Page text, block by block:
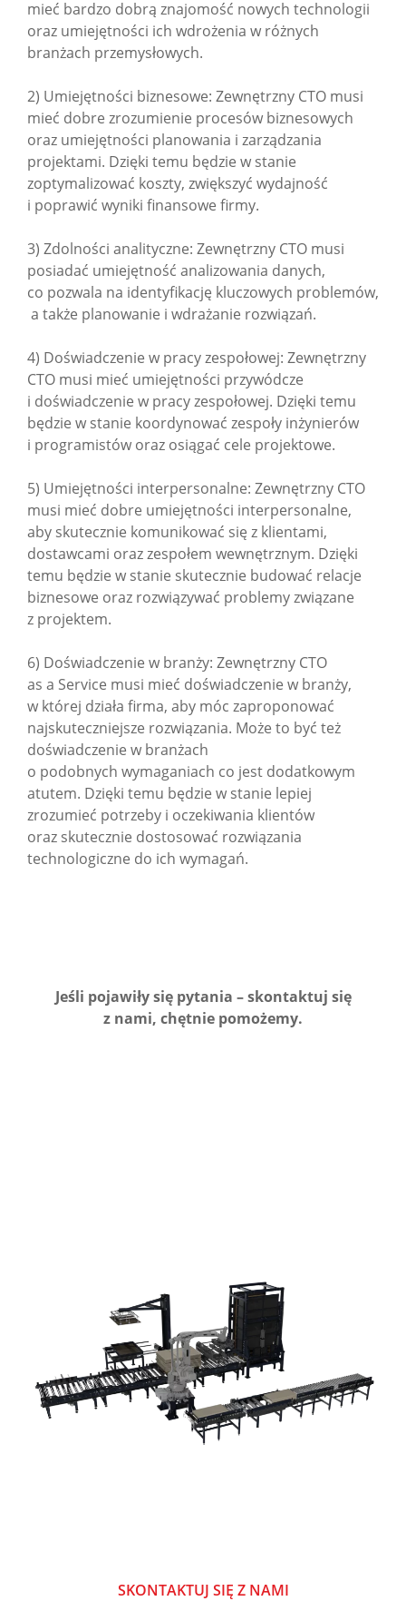
mieć bardzo dobrą znajomość nowych technologii
oraz umiejętności ich wdrożenia w różnych
branżach przemysłowych.
2) Umiejętności biznesowe: Zewnętrzny CTO musi
mieć dobre zrozumienie procesów biznesowych
oraz umiejętności planowania i zarządzania
projektami. Dzięki temu będzie w stanie
zoptymalizować koszty, zwiększyć wydajność
i poprawić wyniki finansowe firmy.
3) Zdolności analityczne: Zewnętrzny CTO musi
posiadać umiejętność analizowania danych,
co pozwala na identyfikację kluczowych problemów,
a także planowanie i wdrażanie rozwiązań.
4) Doświadczenie w pracy zespołowej: Zewnętrzny
CTO musi mieć umiejętności przywódcze
i doświadczenie w pracy zespołowej. Dzięki temu
będzie w stanie koordynować zespoły inżynierów
i programistów oraz osiągać cele projektowe.
5) Umiejętności interpersonalne: Zewnętrzny CTO
musi mieć dobre umiejętności interpersonalne,
aby skutecznie komunikować się z klientami,
dostawcami oraz zespołem wewnętrznym. Dzięki
temu będzie w stanie skutecznie budować relacje
biznesowe oraz rozwiązywać problemy związane
z projektem.
6) Doświadczenie w branży: Zewnętrzny CTO
as a Service musi mieć doświadczenie w branży,
w której działa firma, aby móc zaproponować
najskuteczniejsze rozwiązania. Może to być też
doświadczenie w branżach
o podobnych wymaganiach co jest dodatkowym
atutem. Dzięki temu będzie w stanie lepiej
zrozumieć potrzeby i oczekiwania klientów
oraz skutecznie dostosować rozwiązania
technologiczne do ich wymagań.
Jeśli pojawiły się pytania – skontaktuj się
z nami, chętnie pomożemy.
SKONTAKTUJ SIĘ Z NAMI